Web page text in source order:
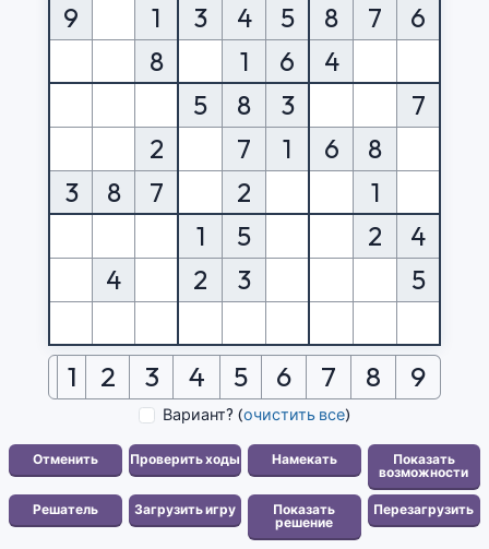
9
1 3 4 5 8 7
6
8
1 6
4
5
8 3
7
2
7 1 6
8
3
8 7 2
1
1
5 2
4
4
2 3 5
1 2 3 4 5 6 7 8 9
Вариант? (очистить все)